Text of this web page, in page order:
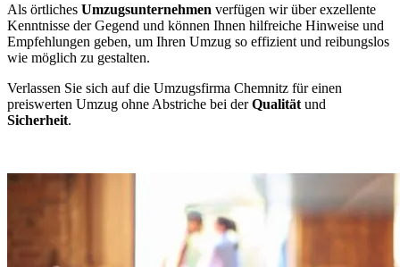
Als örtliches Umzugsunternehmen verfügen wir über exzellente
Kenntnisse der Gegend und können Ihnen hilfreiche Hinweise und
Empfehlungen geben, um Ihren Umzug so effizient und reibungslos
wie möglich zu gestalten.
Verlassen Sie sich auf die Umzugsfirma Chemnitz für einen
preiswerten Umzug ohne Abstriche bei derQualität und
Sicherheit.